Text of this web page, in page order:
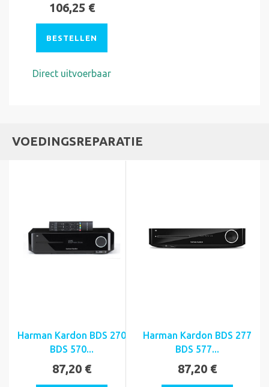
106,25 €
BESTELLEN
Direct uitvoerbaar
VOEDINGSREPARATIE
Harman Kardon BDS 270
BDS 570...
87,20 €
Harman Kardon BDS 277
BDS 577...
87,20 €